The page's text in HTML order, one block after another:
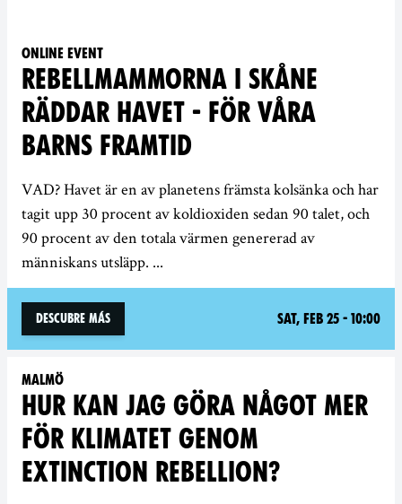
Online event
REBELLMAMMORNA I SKÅNE
RÄDDAR HAVET - FÖR VÅRA
BARNS FRAMTID
VAD? Havet är en av planetens främsta kolsänka och har
tagit upp 30 procent av koldioxiden sedan 90 talet, och
90 procent av den totala värmen genererad av
människans utsläpp. ...
Descubre más Sat, Feb 25 - 10:00
Malmö
HUR KAN JAG GÖRA NÅGOT MER
FÖR KLIMATET GENOM
EXTINCTION REBELLION?